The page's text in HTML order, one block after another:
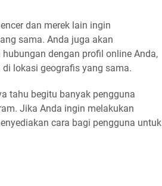
dan merek lain ingin
sama. Anda juga akan
dengan profil online Anda,
lokasi geografis yang sama.
tahu begitu banyak pengguna
Jika Anda ingin melakukan
cara bagi pengguna untuk